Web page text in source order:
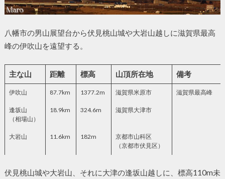
八幡市の男山展望台から伏見桃山城や大岩山越しに滋賀県最高
峰の伊吹山を遠望する。
主な山 距離 標高 山頂所在地 備考
伊吹山 87.7km 1377.2m 滋賀県米原市 滋賀県最高峰
逢坂山
（相場山）
18.9km 324.6m 滋賀県大津市
大岩山 11.6km 182m
京都市山科区
（京都市伏見区）
伏見桃山城や大岩山、それに大津の逢坂山越しに、標高110m未